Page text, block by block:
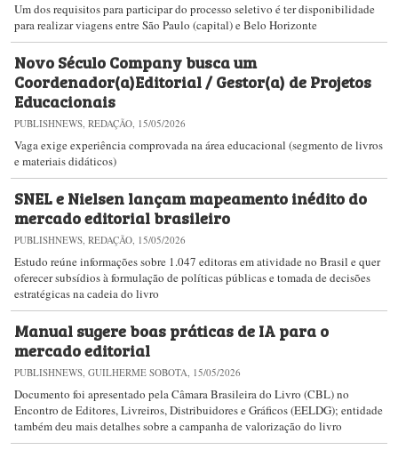
Um dos requisitos para participar do processo seletivo é ter disponibilidade
para realizar viagens entre São Paulo (capital) e Belo Horizonte
Novo Século Company busca um
Coordenador(a)Editorial / Gestor(a) de Projetos
Educacionais
PUBLISHNEWS, REDAÇÃO, 15/05/2026
Vaga exige experiência comprovada na área educacional (segmento de livros
e materiais didáticos)
SNEL e Nielsen lançam mapeamento inédito do
mercado editorial brasileiro
PUBLISHNEWS, REDAÇÃO, 15/05/2026
Estudo reúne informações sobre 1.047 editoras em atividade no Brasil e quer
oferecer subsídios à formulação de políticas públicas e tomada de decisões
estratégicas na cadeia do livro
Manual sugere boas práticas de IA para o
mercado editorial
PUBLISHNEWS, GUILHERME SOBOTA, 15/05/2026
Documento foi apresentado pela Câmara Brasileira do Livro (CBL) no
Encontro de Editores, Livreiros, Distribuidores e Gráficos (EELDG); entidade
também deu mais detalhes sobre a campanha de valorização do livro